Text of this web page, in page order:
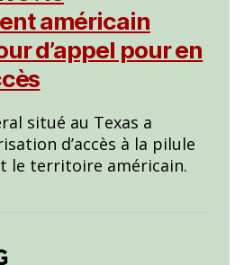
américain
d’appel pour en
situé au Texas a
d’accès à la pilule
le territoire américain.